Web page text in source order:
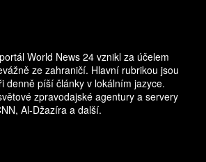
World News 24 vznikl za účelem
ze zahraničí. Hlavní rubrikou jsou
denně píší články v lokálním jazyce.
zpravodajské agentury a servery
Al-Džazíra a další.